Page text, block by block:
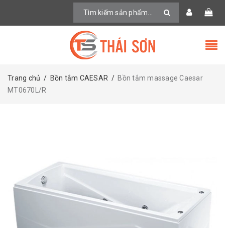
Trang chủ / Bồn tắm CAESAR / Bồn tắm massage Caesar
MT0670L/R